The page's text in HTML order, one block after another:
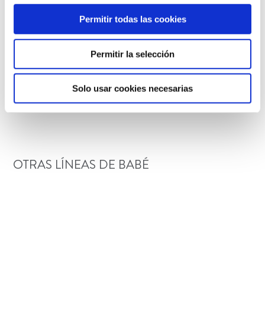
Permitir todas las cookies
Permitir la selección
Solo usar cookies necesarias
Leche Hidratante Corporal Pediátrica
OTRAS LÍNEAS DE BABÉ